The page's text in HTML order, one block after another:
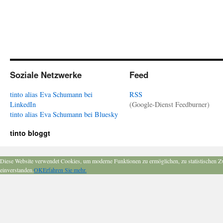
Soziale Netzwerke
tinto alias Eva Schumann bei
LinkedIn
tinto alias Eva Schumann bei Bluesky
Feed
RSS
(Google-Dienst Feedburner)
tinto bloggt
Diese Website verwendet Cookies, um moderne Funktionen zu ermöglichen, zu
einverstanden.OKErfahren Sie mehr.